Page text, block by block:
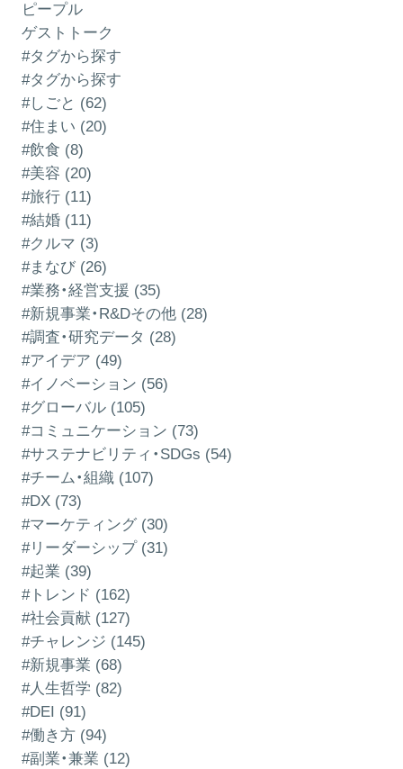
ピープル
ゲストトーク
#タグから探す
#タグから探す
#しごと (62)
#住まい (20)
#飲食 (8)
#美容 (20)
#旅行 (11)
#結婚 (11)
#クルマ (3)
#まなび (26)
#業務・経営支援 (35)
#新規事業・R&Dその他 (28)
#調査・研究データ (28)
#アイデア (49)
#イノベーション (56)
#グローバル (105)
#コミュニケーション (73)
#サステナビリティ・SDGs (54)
#チーム・組織 (107)
#DX (73)
#マーケティング (30)
#リーダーシップ (31)
#起業 (39)
#トレンド (162)
#社会貢献 (127)
#チャレンジ (145)
#新規事業 (68)
#人生哲学 (82)
#DEI (91)
#働き方 (94)
#副業・兼業 (12)